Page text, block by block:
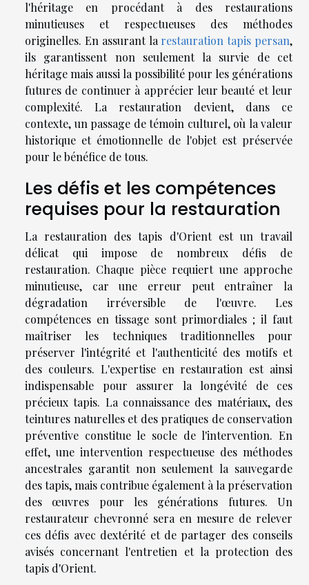
l'héritage en procédant à des restaurations
minutieuses et respectueuses des méthodes
originelles. En assurant larestauration tapis persan,
ils garantissent non seulement la survie de cet
héritage mais aussi la possibilité pour les générations
futures de continuer à apprécier leur beauté et leur
complexité. La restauration devient, dans ce
contexte, un passage de témoin culturel, où la valeur
historique et émotionnelle de l'objet est préservée
pour le bénéfice de tous.
Les défis et les compétences
requises pour la restauration
La restauration des tapis d'Orient est un travail
délicat qui impose de nombreux défis de
restauration. Chaque pièce requiert une approche
minutieuse, car une erreur peut entraîner la
dégradation irréversible de l'œuvre. Les
compétences en tissage sont primordiales ; il faut
maîtriser les techniques traditionnelles pour
préserver l'intégrité et l'authenticité des motifs et
des couleurs. L'expertise en restauration est ainsi
indispensable pour assurer la longévité de ces
précieux tapis. La connaissance des matériaux, des
teintures naturelles et des pratiques de conservation
préventive constitue le socle de l'intervention. En
effet, une intervention respectueuse des méthodes
ancestrales garantit non seulement la sauvegarde
des tapis, mais contribue également à la préservation
des œuvres pour les générations futures. Un
restaurateur chevronné sera en mesure de relever
ces défis avec dextérité et de partager des conseils
avisés concernant l'entretien et la protection des
tapis d'Orient.